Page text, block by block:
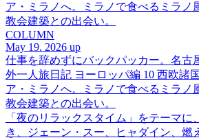
ア・ミラノへ。ミラノで食べるミラノ
教会建築との出会い。
COLUMN
May 19. 2026 up
仕事を辞めずにバックパッカー。名古
外一人旅日記 ヨーロッパ編 10 西欧諸
ア・ミラノへ。ミラノで食べるミラノ
教会建築との出会い。
「夜のリラックスタイム」をテーマに
き、ジェーン・スー、ヒャダイン、燃